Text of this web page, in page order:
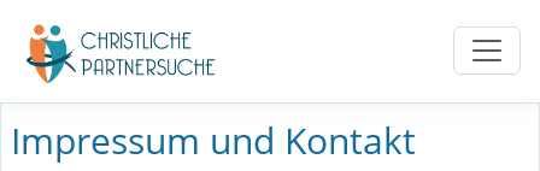
Impressum und Kontakt